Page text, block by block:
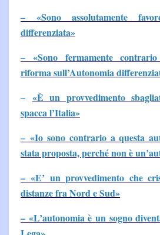
– «Sono assolutamente
differenziata»
– «Sono fermamente
riforma sull’Autonomia
– «È un provvedimento
spacca l’Italia»
– «Io sono contrario a questa
stata proposta, perché non è
– «E’ un provvedimento che
distanze fra Nord e Sud»
– «L’autonomia è un sogno